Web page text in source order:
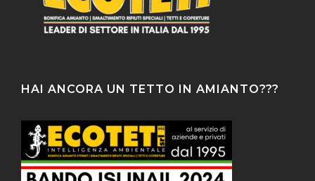
HAI ANCORA UN TETTO IN AMIANTO???